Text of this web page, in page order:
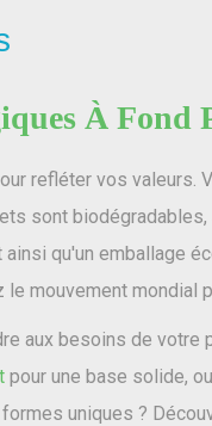
À Fond
refléter vos valeurs.
sont
qu'un emballage
mouvement mondial
aux besoins de votre
pour une base solide, ou
uniques ?